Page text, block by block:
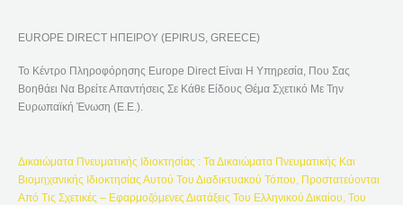
Τ
Σ
Η
Α
EUROPE DIRECT ΗΠΕΙΡΟΥ (EPIRUS, GREECE)
Το Κέντρο Πληροφόρησης Europe Direct Είναι Η Υπηρεσία, Που Σας
Βοηθάει Να Βρείτε Απαντήσεις Σε Κάθε Είδους Θέμα Σχετικό Με Την
Ευρωπαϊκή Ένωση (Ε.Ε.).
Δικαιώματα Πνευματικής Ιδιοκτησίας : Τα Δικαιώματα Πνευματικής Και
Βιομηχανικής Ιδιοκτησίας Αυτού Του Διαδικτυακού Τόπου, Προστατεύονται
Από Τις Σχετικές – Εφαρμοζόμενες Διατάξεις Του Ελληνικού Δικαίου, Του